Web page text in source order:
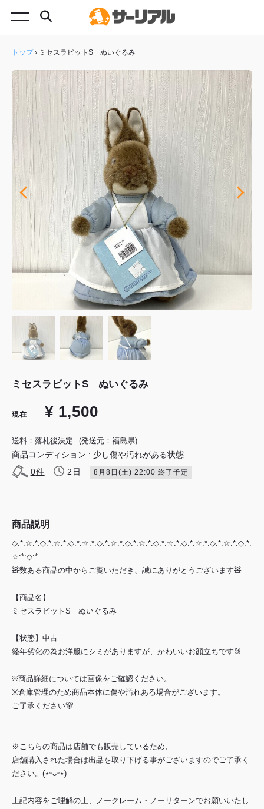
トップ› ミセスラビットS ぬいぐるみ
ミセスラビットS ぬいぐるみ
現在 ¥ 1,500
送料：落札後決定 (発送元：福島県)
商品コンディション : 少し傷や汚れがある状態
0件 2日 8月8日(土) 22:00 終了予定
商品説明
◇:*:☆:*:◇:*:☆:*:◇:*:☆:*:◇:*:☆:*:◇:*:☆:*:◇:*:☆:*:◇:*:☆:*:◇:*:☆:*:◇:*:
☆:*:◇:*
🧸数ある商品の中からご覧いただき、誠にありがとうございます🧸
【商品名】
ミセスラビットS ぬいぐるみ
【状態】中古
経年劣化の為お洋服にシミがありますが、かわいいお顔立ちです🐰
※商品詳細については画像をご確認ください。
※倉庫管理のため商品本体に傷や汚れある場合がございます。
ご了承ください🐻
※こちらの商品は店舗でも販売しているため、
店舗購入された場合は出品を取り下げる事がございますのでご了承く
ださい。(⋆ᵕᴗᵕ⋆)
上記内容をご理解の上、ノークレーム・ノーリターンでお願いいたし